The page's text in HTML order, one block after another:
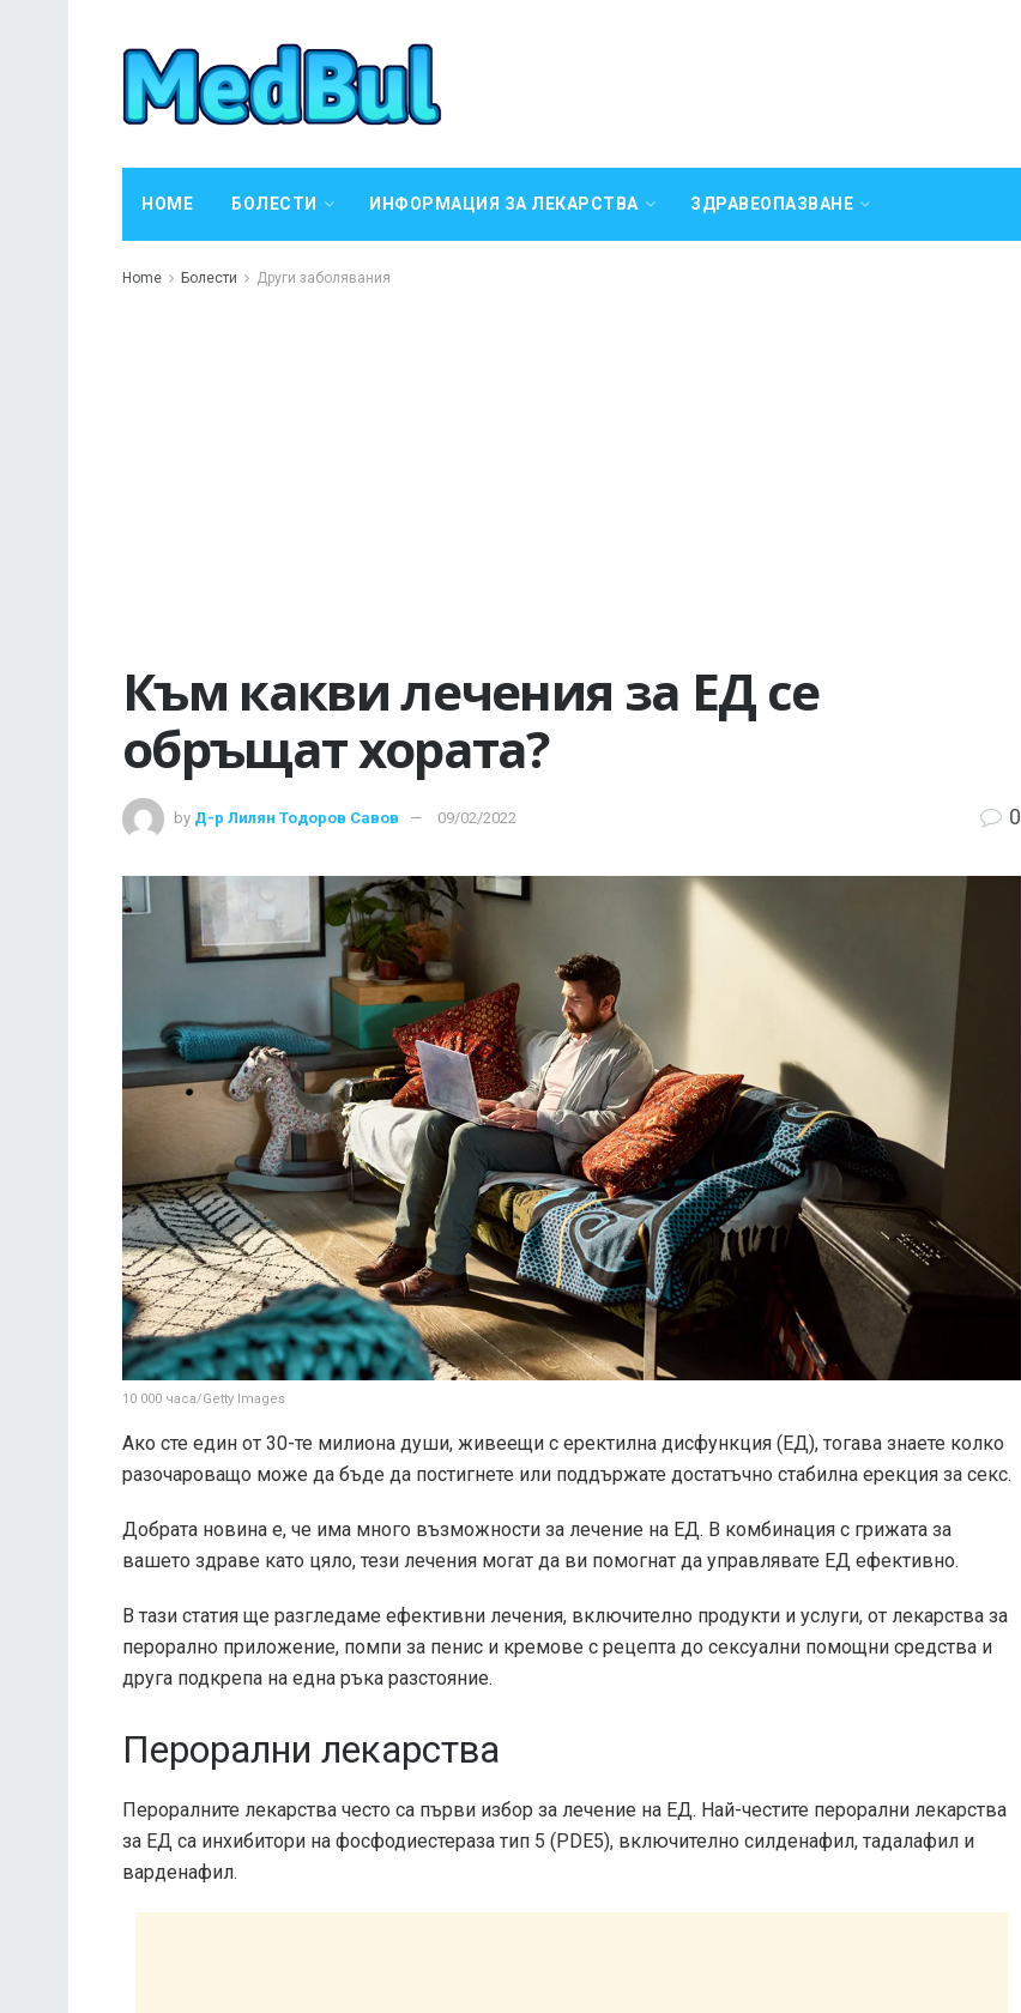
HOME БОЛЕСТИ ИНФОРМАЦИЯ ЗА ЛЕКАРСТВА ЗДРАВЕОПАЗВАНЕ
Home Болести Други заболявания
Към какви лечения за ЕД се
обръщат хората?
by Д-р Лилян Тодоров Савов 09/02/2022 0
10 000 часа/Getty Images
Ако сте един от 30-те милиона души, живеещи с еректилна дисфункция (ЕД), тогава знаете колко
разочароващо може да бъде да постигнете или поддържате достатъчно стабилна ерекция за секс.
Добрата новина е, че има много възможности за лечение на ЕД. В комбинация с грижата за
вашето здраве като цяло, тези лечения могат да ви помогнат да управлявате ЕД ефективно.
В тази статия ще разгледаме ефективни лечения, включително продукти и услуги, от лекарства за
перорално приложение, помпи за пенис и кремове с рецепта до сексуални помощни средства и
друга подкрепа на една ръка разстояние.
Перорални лекарства
Пероралните лекарства често са първи избор за лечение на ЕД. Най-честите перорални лекарства
за ЕД са инхибитори на фосфодиестераза тип 5 (PDE5), включително силденафил, тадалафил и
варденафил.